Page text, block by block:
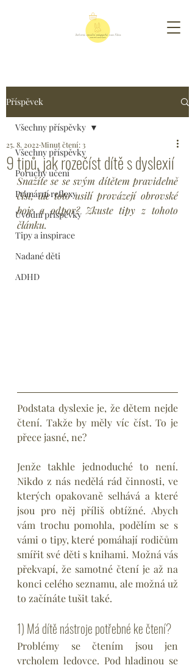
Příspěvek
Všechny příspěvky
Poruchy učení
Primární reflexy
Úvodní příspěvky
Tipy a inspirace
Nadané děti
ADHD
Všechny příspěvky
9 tipů, jak rozečíst dítě s dyslexií
25. 8. 2022 Minut čtení: 3
Snažíte se se svým dítětem pravidelně
číst, ale toto usilí provázejí obrovské
boje a odpor? Zkuste tipy z tohoto
článku.
Podstata dyslexie je, že dětem nejde
čtení. Takže by měly víc číst. To je
přece jasné, ne?
Jenže takhle jednoduché to není.
Nikdo z nás nedělá rád činnosti, ve
kterých opakovaně selhává a které
jsou pro něj příliš obtížné. Abych
vám trochu pomohla, podělím se s
vámi o tipy, které pomáhají rodičům
smířit své děti s knihami. Možná vás
překvapí, že samotné čtení je až na
konci celého seznamu, ale možná už
to začínáte tušit také.
1) Má dítě nástroje potřebné ke čtení?
Problémy se čtením jsou jen
vrcholem ledovce. Pod hladinou se